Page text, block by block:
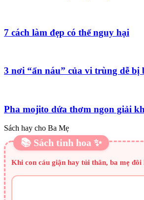
7 cách làm đẹp có thể nguy hại
3 nơi “ẩn náu” của vi trùng dễ bị
Pha mojito dứa thơm ngon giải
Sách hay cho Ba Mẹ
📚 Sách tinh hoa ✨
Khi con cáu giận hay tủi thân, ba mẹ